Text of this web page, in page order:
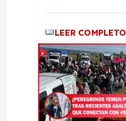
LEER COMPLETO